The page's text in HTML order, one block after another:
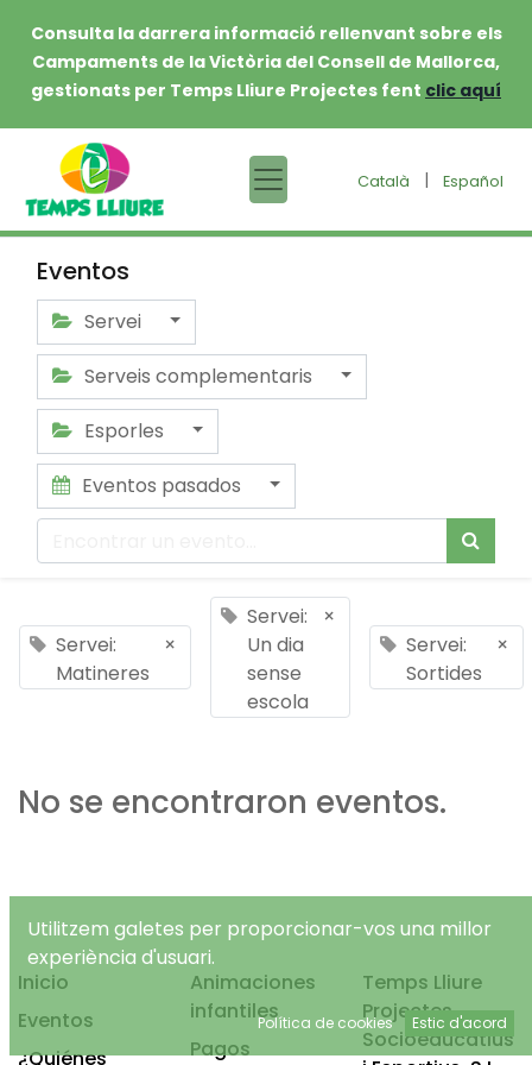
Consulta la darrera informació rellenvant sobre els
Campaments de la Victòria del Consell de Mallorca,
gestionats per Temps Lliure Projectes fent clic aquí
Català | Español
Eventos
Servei
Serveis complementaris
Esporles
Eventos pasados
Servei:
Matineres
×
Servei:
Un dia
sense
escola
×
Servei:
Sortides
×
No se encontraron eventos.
Inicio
Eventos
¿Quiénes
Animaciones
infantiles
Pagos
Temps Lliure
Projectes
Socioeducatius
Utilitzem galetes per proporcionar-vos una millor
experiència d'usuari.
Política de cookies Estic d'acord